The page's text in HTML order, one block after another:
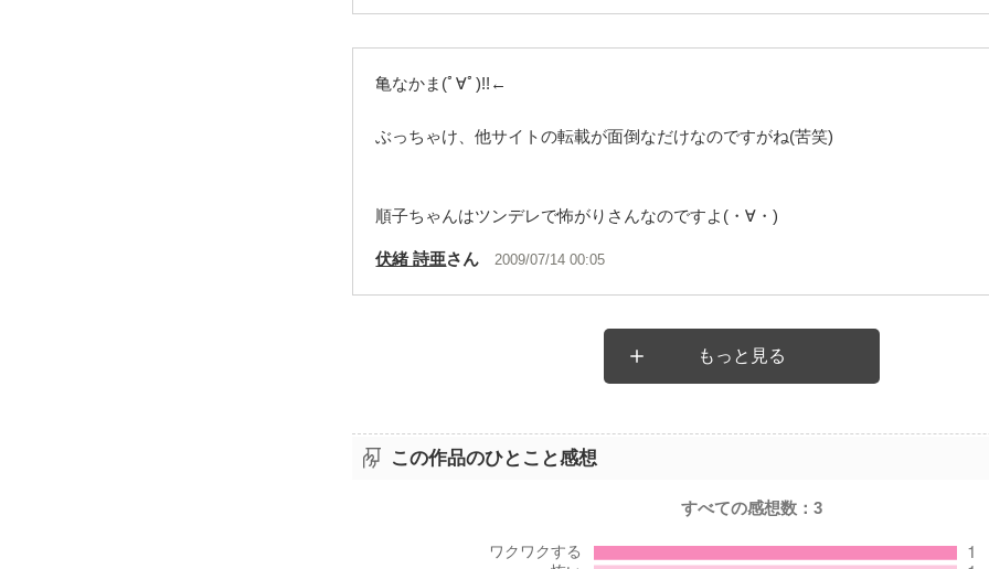
亀なかま(ﾟ∀ﾟ)!!←
ぶっちゃけ、他サイトの転載が面倒なだけなのですがね(苦笑)
順子ちゃんはツンデレで怖がりさんなのですよ(・∀・)
伏緒 詩亜さん 2009/07/14 00:05
もっと見る
この作品のひとこと感想
すべての感想数：3